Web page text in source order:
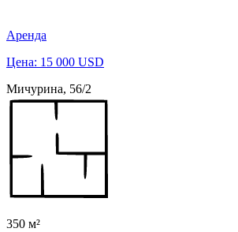
Аренда
Цена: 15 000 USD
Мичурина, 56/2
350 м²